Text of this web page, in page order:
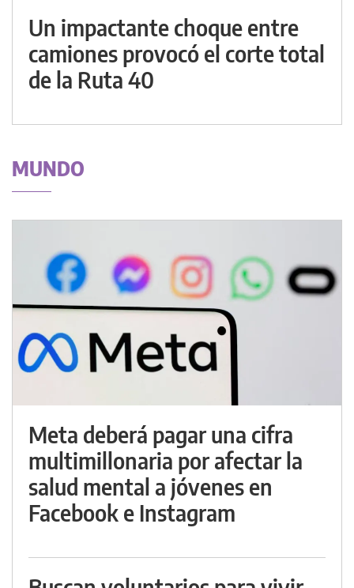
Un impactante choque entre
camiones provocó el corte total
de la Ruta 40
MUNDO
Meta deberá pagar una cifra
multimillonaria por afectar la
salud mental a jóvenes en
Facebook e Instagram